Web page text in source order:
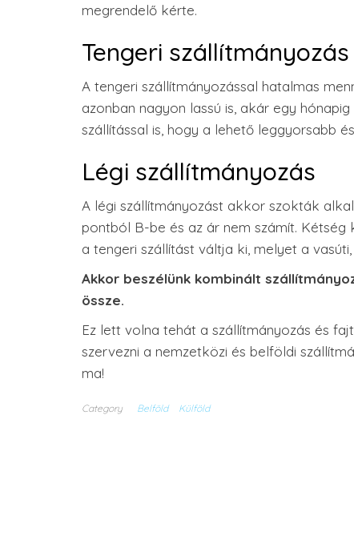
megrendelő kérte.
Tengeri szállítmányozás
A tengeri szállítmányozással hatalmas
azonban nagyon lassú is, akár egy
szállítással is, hogy a lehető leggyorsabb
Légi szállítmányozás
A légi szállítmányozást akkor szokták
pontból B-be és az ár nem számít. Kétség
a tengeri szállítást váltja ki, melyet a
Akkor beszélünk kombinált
össze.
Ez lett volna tehát a szállítmányozás és
szervezni a nemzetközi és belföldi
ma!
Category Belföld Külföld